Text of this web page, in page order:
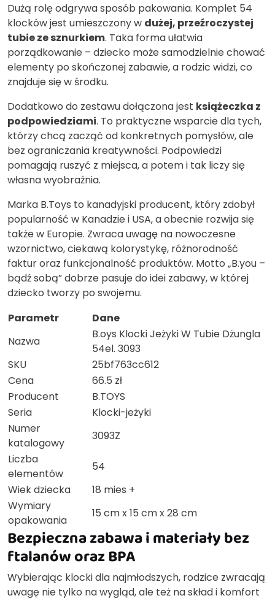
Dużą rolę odgrywa sposób pakowania. Komplet 54
klocków jest umieszczony w dużej, przeźroczystej
tubie ze sznurkiem. Taka forma ułatwia
porządkowanie – dziecko może samodzielnie chować
elementy po skończonej zabawie, a rodzic widzi, co
znajduje się w środku.
Dodatkowo do zestawu dołączona jest książeczka z
podpowiedziami. To praktyczne wsparcie dla tych,
którzy chcą zacząć od konkretnych pomysłów, ale
bez ograniczania kreatywności. Podpowiedzi
pomagają ruszyć z miejsca, a potem i tak liczy się
własna wyobraźnia.
Marka B.Toys to kanadyjski producent, który zdobył
popularność w Kanadzie i USA, a obecnie rozwija się
także w Europie. Zwraca uwagę na nowoczesne
wzornictwo, ciekawą kolorystykę, różnorodność
faktur oraz funkcjonalność produktów. Motto „B.you –
bądź sobą” dobrze pasuje do idei zabawy, w której
dziecko tworzy po swojemu.
Parametr
Dane
Nazwa
B.oys Klocki Jeżyki W Tubie Dżungla
54el. 3093
SKU
25bf763cc612
Cena
66.5 zł
Producent
B.TOYS
Seria
Klocki-jeżyki
Numer
katalogowy
3093Z
Liczba
elementów
54
Wiek dziecka
18 mies +
Wymiary
opakowania
15 cm x 15 cm x 28 cm
Bezpieczna zabawa i materiały bez
ftalanów oraz BPA
Wybierając klocki dla najmłodszych, rodzice zwracają
uwagę nie tylko na wygląd, ale też na skład i komfort